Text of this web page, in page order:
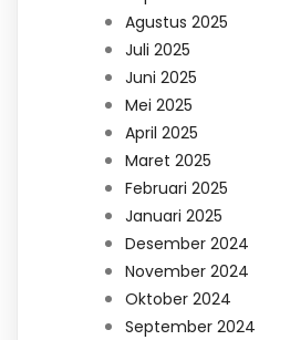
Agustus 2025
Juli 2025
Juni 2025
Mei 2025
April 2025
Maret 2025
Februari 2025
Januari 2025
Desember 2024
November 2024
Oktober 2024
September 2024